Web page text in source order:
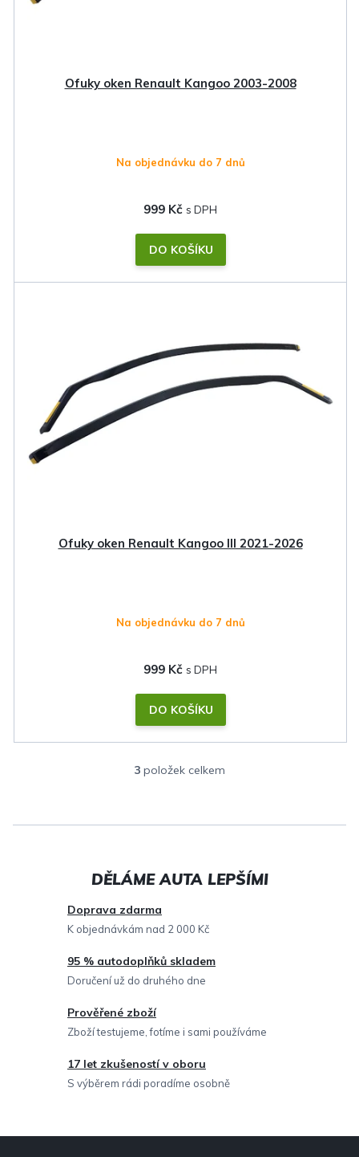
Ofuky oken Renault Kangoo 2003-2008
Na objednávku do 7 dnů
999 Kč
DO KOŠÍKU
Ofuky oken Renault Kangoo III 2021-2026
Na objednávku do 7 dnů
999 Kč
DO KOŠÍKU
O
l
a
í
p
r
y
v
ý
3 položek celkem
Doprava zdarma
K objednávkám nad 2 000 Kč
95 % autodoplňků skladem
Doručení už do druhého dne
Prověřené zboží
Zboží testujeme, fotíme i sami používáme
17 let zkušeností v oboru
S výběrem rádi poradíme osobně